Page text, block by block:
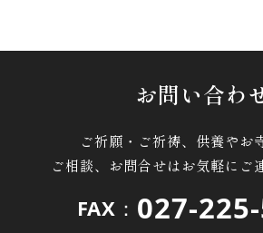
お問い合わ
ご祈願・ご祈祷、供養やお
ご相談、お問合せはお気軽にご
FAX： 027-